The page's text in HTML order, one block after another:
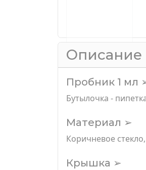
Описание
Пробник 1 мл
Бутылочка -
Материал ➢
Коричневое
Крышка ➢